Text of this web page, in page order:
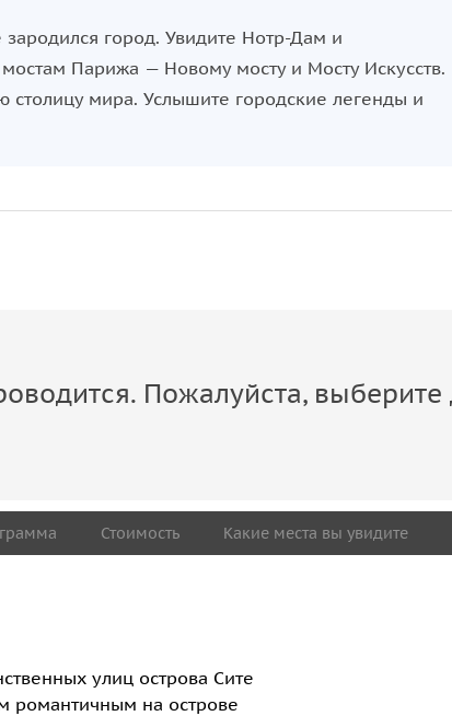
город. Увидите Нотр-Дам и
Парижа — Новому мосту и Мосту Искусств.
столицу мира. Услышите городские легенды и
Пожалуйста, выберите
Стоимость Какие места вы увидите
улиц острова Сите
романтичным на острове